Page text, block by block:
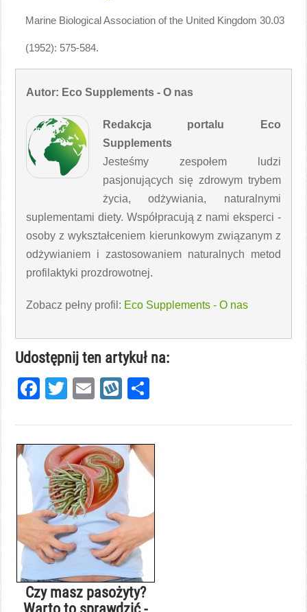
Marine Biological Association of the United Kingdom 30.03
(1952): 575-584.
Autor: Eco Supplements - O nas
Redakcja portalu Eco
Supplements
Jesteśmy zespołem ludzi
pasjonujących się zdrowym trybem
życia, odżywiania, naturalnymi
suplementami diety. Współpracują z nami eksperci -
osoby z wykształceniem kierunkowym związanym z
odżywianiem i zastosowaniem naturalnych metod
profilaktyki prozdrowotnej.
Zobacz pełny profil: Eco Supplements - O nas
Udostępnij ten artykuł na:
Facebook
Twitter
EmailWykop
Czy masz pasożyty?